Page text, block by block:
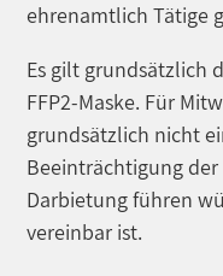
ehrenamtlich Tätige
Es gilt grundsätzlich
FFP2-Maske. Für
grundsätzlich nicht
Beeinträchtigung
Darbietung führen
vereinbar ist.